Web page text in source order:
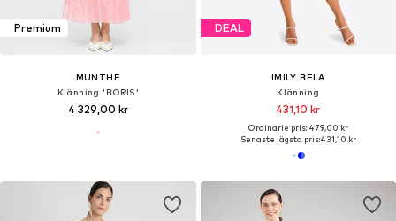
Premium
MUNTHE
Klänning 'BORIS'
4 329,00 kr
DEAL
IMILY BELA
Klänning
431,10 kr
Ordinarie pris: 479,00 kr
Senaste lägsta pris:431,10 kr